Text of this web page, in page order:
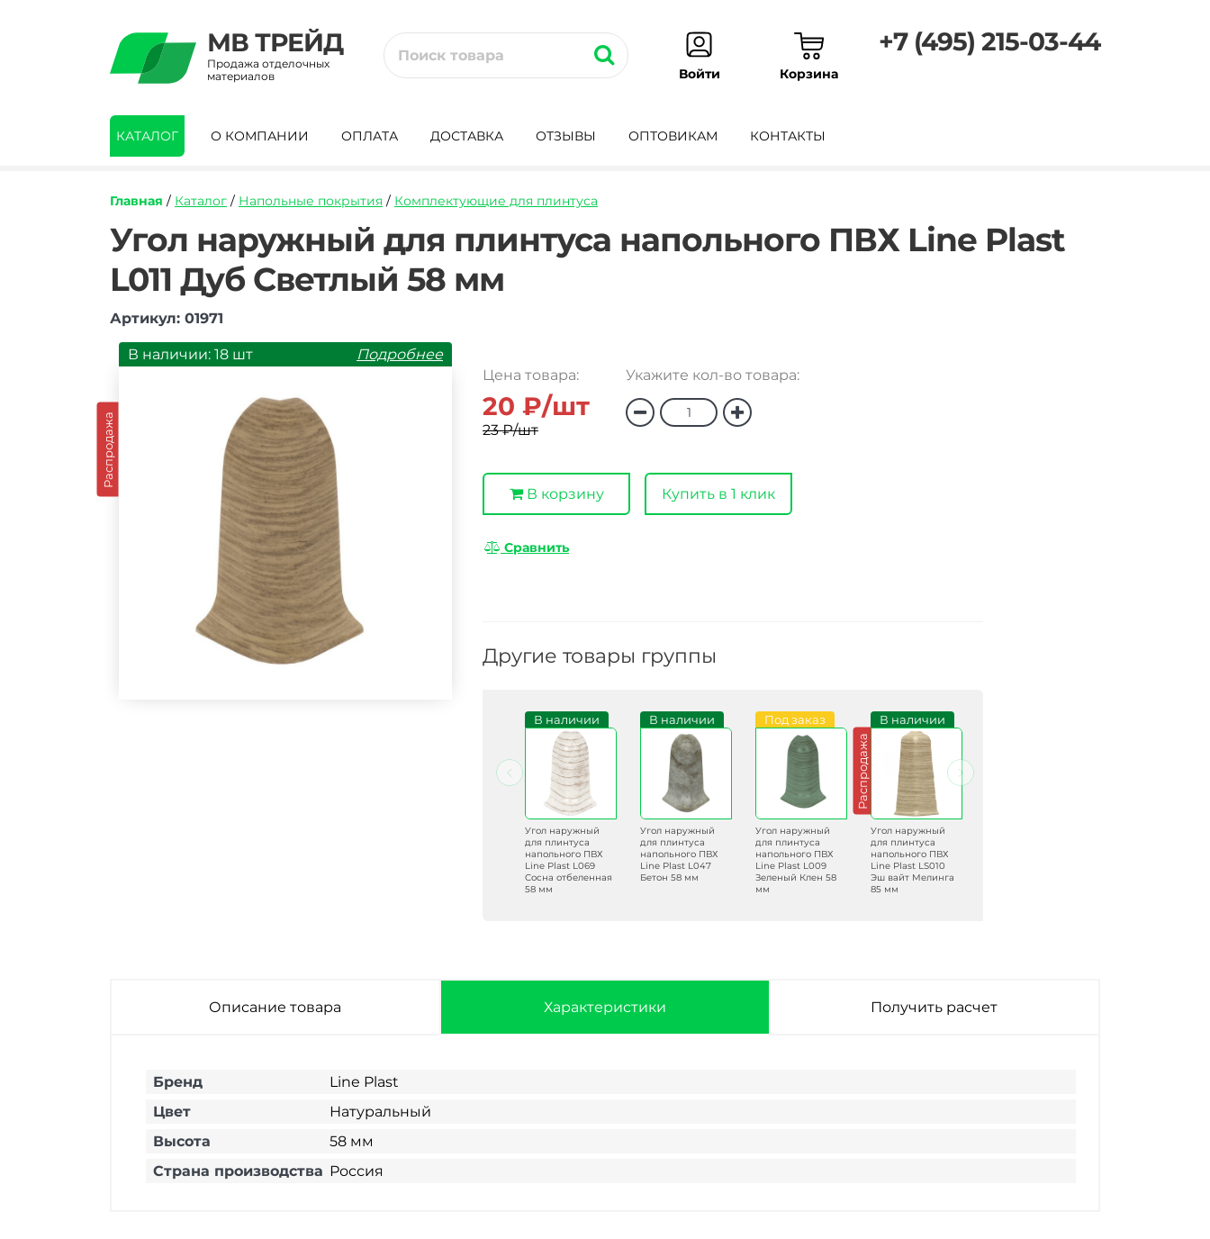
МВ ТРЕЙД
Продажа отделочных
материалов
Войти Корзина
+7 (495) 215-03-44
КАТАЛОГ О КОМПАНИИ ОПЛАТА ДОСТАВКА ОТЗЫВЫ ОПТОВИКАМ КОНТАКТЫ
Главная / Каталог / Напольные покрытия / Комплектующие для плинтуса
https://mvtrade.ru/images/id/normal/ugol-
naruzhnyy-
plintusa-
napolnogo-
pvh-
line-
plast-
l011-
svetlyy-
58mm.jpg
Угол наружный для плинтуса напольного ПВХ Line Plast
L011 Дуб Светлый 58 мм
Артикул: 01971
Распродажа
В наличии: 18 шт
Подробнее
Цена товара:
20 ₽/шт
23 ₽/шт
Укажите кол-во товара:
В корзину Купить в 1 клик
Сравнить
Другие товары группы
В наличии
Угол наружный
для плинтуса
напольного ПВХ
Line Plast L069
Сосна отбеленная
58 мм
В наличии
Угол наружный
для плинтуса
напольного ПВХ
Line Plast L047
Бетон 58 мм
Под заказ
Угол наружный
для плинтуса
напольного ПВХ
Line Plast L009
Зеленый Клен 58
мм
Распродажа
В наличии
Угол наружный
для плинтуса
напольного ПВХ
Line Plast LS010
Эш вайт Мелинга
85 мм
Описание товара Характеристики Получить расчет
Бренд
Line Plast
Цвет
Натуральный
Высота
58 мм
Страна производства Россия